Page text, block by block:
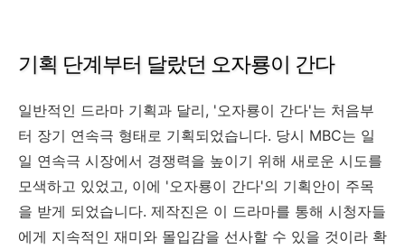
기획 단계부터 달랐던 오자룡이 간다
일반적인 드라마 기획과 달리, '오자룡이 간다'는 처음부
터 장기 연속극 형태로 기획되었습니다. 당시 MBC는 일
일 연속극 시장에서 경쟁력을 높이기 위해 새로운 시도를
모색하고 있었고, 이에 '오자룡이 간다'의 기획안이 주목
을 받게 되었습니다. 제작진은 이 드라마를 통해 시청자들
에게 지속적인 재미와 몰입감을 선사할 수 있을 것이라 확